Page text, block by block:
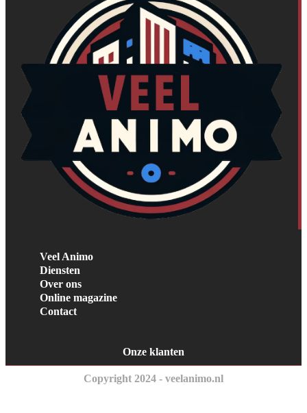
Veel Animo
Diensten
Over ons
Online magazine
Contact
Onze klanten
Copyright 2024 - veelanimo.nl